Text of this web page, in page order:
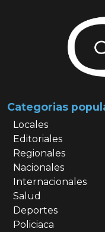
Categorias
Locales
Editoriales
Regionales
Nacionales
Internacionales
Salud
Deportes
Policiaca